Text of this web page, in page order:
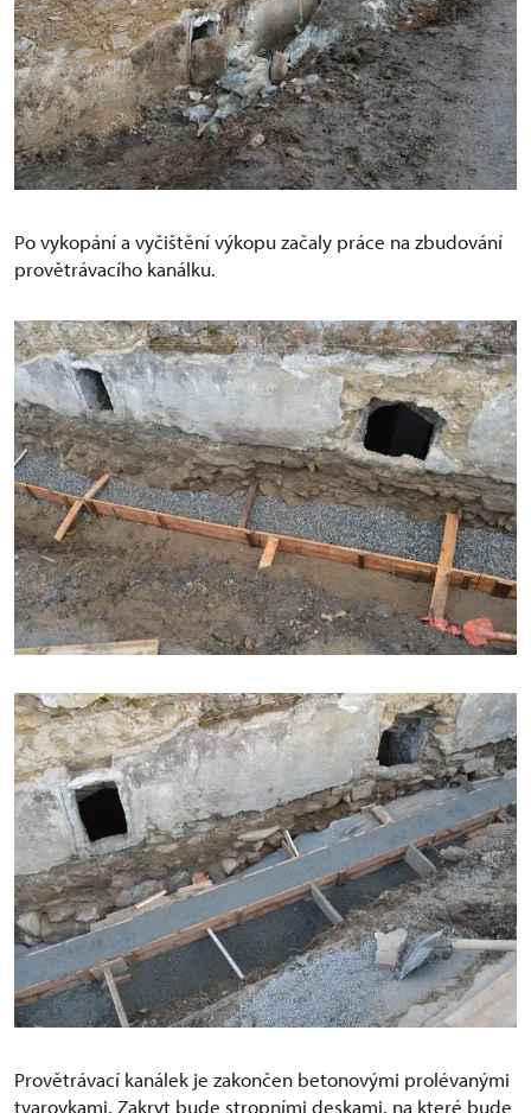
Po vykopání a vyčištění výkopu začaly práce na zbudování
provětrávacího kanálku.
Provětrávací kanálek je zakončen betonovými prolévanými
tvarovkami. Zakryt bude stropními deskami, na které bude